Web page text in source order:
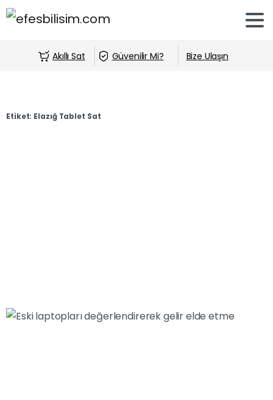
Akıllı Sat Güvenilir Mi? Bize Ulaşın
Etiket: Elazığ Tablet Sat